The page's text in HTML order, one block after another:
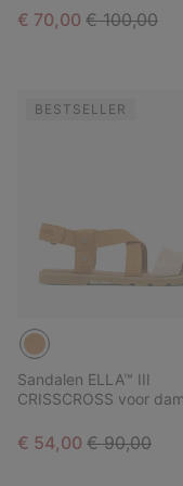
Sale price:
€ 70,00 Regular
€ 100,00
BESTSELLER
Sandalen ELLA™ III
CRISSCROSS voor
Sale price:
€ 54,00 Regular
€ 90,00